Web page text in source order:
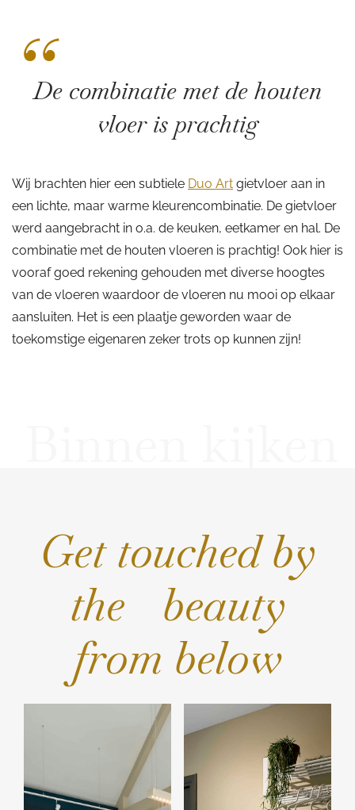
“
De combinatie met de houten
vloer is prachtig
Wij brachten hier een subtiele Duo Art gietvloer aan in
een lichte, maar warme kleurencombinatie. De gietvloer
werd aangebracht in o.a. de keuken, eetkamer en hal. De
combinatie met de houten vloeren is prachtig! Ook hier is
vooraf goed rekening gehouden met diverse hoogtes
van de vloeren waardoor de vloeren nu mooi op elkaar
aansluiten. Het is een plaatje geworden waar de
toekomstige eigenaren zeker trots op kunnen zijn!
Get touched by
the beauty
from below